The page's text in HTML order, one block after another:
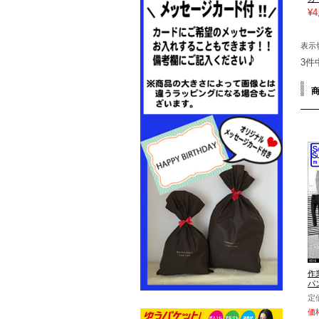
表示
3件
作
パ
定
価